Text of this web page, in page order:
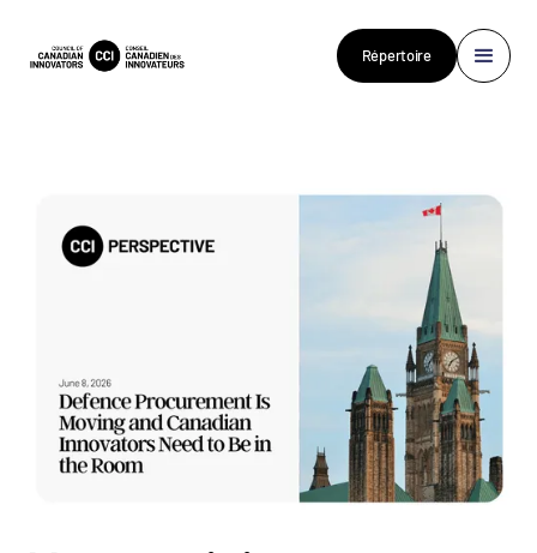
Répertoire